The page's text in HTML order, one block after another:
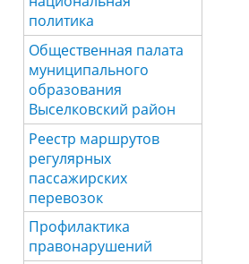
политика
Общественная палата
муниципального
образования
Выселковский район
Реестр маршрутов
регулярных
пассажирских
перевозок
Профилактика
правонарушений